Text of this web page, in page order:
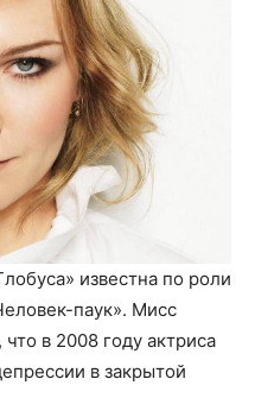
известна по роли
паук». Мисс
в 2008 году актриса
в закрытой